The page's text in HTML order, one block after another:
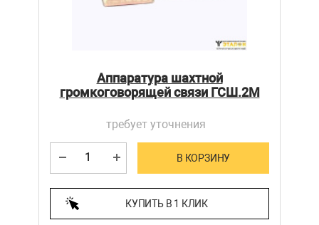
Аппаратура шахтной
громкоговорящей связи ГСШ.2М
требует уточнения
В КОРЗИНУ
КУПИТЬ В 1 КЛИК